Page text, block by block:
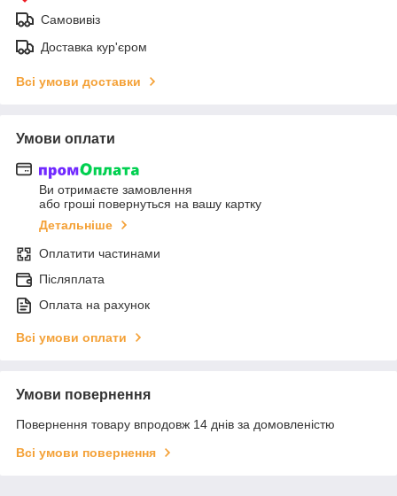
Самовивіз
Доставка кур'єром
Всі умови доставки
Умови оплати
Ви отримаєте замовлення
або гроші повернуться на вашу картку
Детальніше
Оплатити частинами
Післяплата
Оплата на рахунок
Всі умови оплати
Умови повернення
Повернення товару впродовж 14 днів за домовленістю
Всі умови повернення